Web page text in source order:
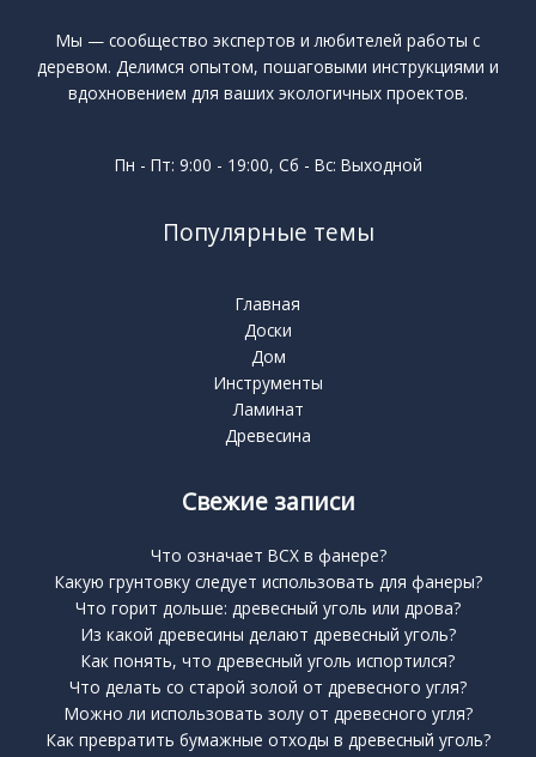
Мы — сообщество экспертов и любителей работы с
деревом. Делимся опытом, пошаговыми инструкциями и
вдохновением для ваших экологичных проектов.
Пн - Пт: 9:00 - 19:00, Сб - Вс: Выходной
Популярные темы
Главная
Доски
Дом
Инструменты
Ламинат
Древесина
Свежие записи
Что означает BCX в фанере?
Какую грунтовку следует использовать для фанеры?
Что горит дольше: древесный уголь или дрова?
Из какой древесины делают древесный уголь?
Как понять, что древесный уголь испортился?
Что делать со старой золой от древесного угля?
Можно ли использовать золу от древесного угля?
Как превратить бумажные отходы в древесный уголь?